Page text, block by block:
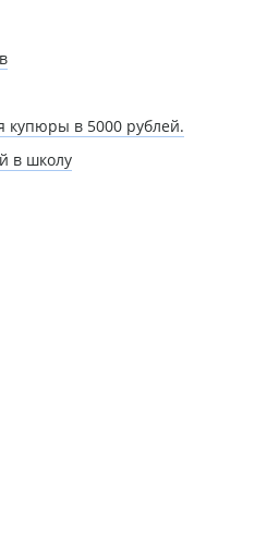
в 5000 рублей.
в школу